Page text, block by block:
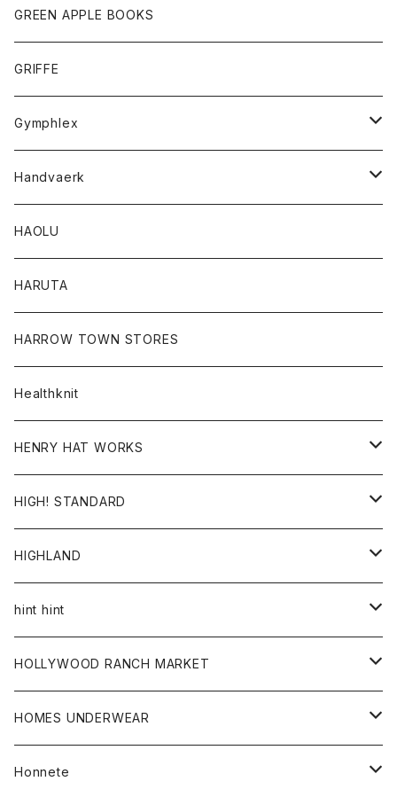
タンクトップ
ショートパンツ
スカート
レディース
スカート
Tシャツ
手袋
トップス
Tシャツ
GREEN APPLE BOOKS
GRIFFE
Gymphlex
アウター
カーディガン
コート
トップス
シャツ
スウェット
レディース
カーディガン
コート
ボトム
パンツ
Handvaerk
トップス
Tシャツ
ロンTEE
HAOLU
HARUTA
HARROW TOWN STORES
Healthknit
HENRY HAT WORKS
帽子
HIGH! STANDARD
アウター
ジャケット
トップス
シャツ
カーディガン
ボトム
グッズ
帽子
HIGHLAND
帽子
hint hint
ストール
HOLLYWOOD RANCH MARKET
アウター
カーディガン
アクセサリー
HOMES UNDERWEAR
アウター
Honnete